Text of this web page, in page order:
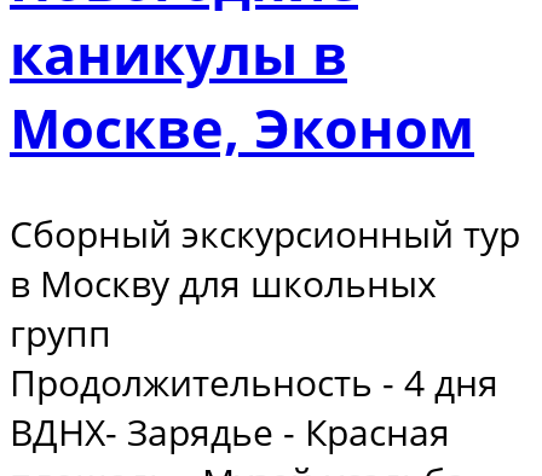
каникулы в
Москве, Эконом
Сборный экскурсионный тур
в Москву для школьных
групп
Продолжительность - 4 дня
ВДНХ- Зарядье - Красная